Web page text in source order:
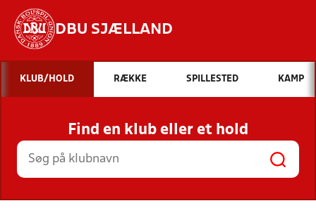
DBU SJÆLLAND
Hvad vil du søge efter?
INDHOLD OG NYHEDER
STILLINGER, RESULTATER, KLUBBER OG
HOLD
KLUB/HOLD RÆKKE SPILLESTED KAMP
Find en klub eller et hold